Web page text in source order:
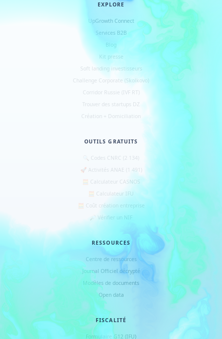
EXPLORE
UpGrowth Connect
Services B2B
Blog
Kit presse
Soft landing investisseurs
Challenge Corporate (Skolkovo)
Corridor Russie (IVF RT)
Trouver des startups DZ
Création + Domiciliation
OUTILS GRATUITS
🔍 Codes CNRC (2 134)
🚀 Activités ANAE (1 491)
🧮 Calculateur CASNOS
🧮 Calculateur IFU
🧮 Coût création entreprise
🔎 Vérifier un NIF
RESSOURCES
Centre de ressources
Journal Officiel décrypté
Modèles de documents
Open data
FISCALITÉ
Formulaire G12 (IFU)